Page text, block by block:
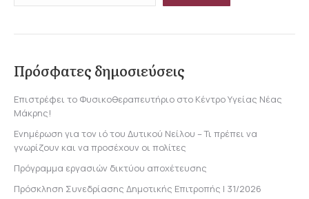
Πρόσφατες δημοσιεύσεις
Επιστρέφει το Φυσικοθεραπευτήριο στο Κέντρο Υγείας Νέας
Μάκρης!
Ενημέρωση για τον ιό του Δυτικού Νείλου – Τι πρέπει να
γνωρίζουν και να προσέχουν οι πολίτες
Πρόγραμμα εργασιών δικτύου αποχέτευσης
Πρόσκληση Συνεδρίασης Δημοτικής Επιτροπής | 31/2026